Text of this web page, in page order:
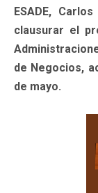
ESADE,
clausurar el
de Negocios,
de mayo.